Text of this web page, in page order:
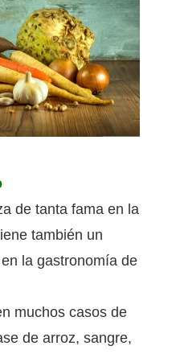
de tanta fama en la
también un
la gastronomía de
muchos casos de
de arroz, sangre,